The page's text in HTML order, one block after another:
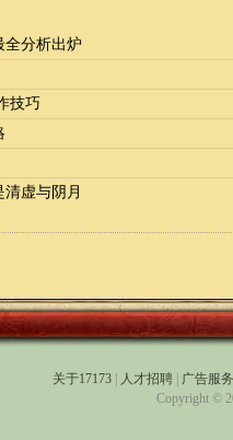
全分析出炉
技巧
虚与阴月
关于17173 人才招聘
广告服务
Copyright ©